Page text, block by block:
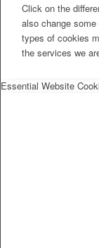
Click on the
also change
types of cookies
the services we
Essential Website